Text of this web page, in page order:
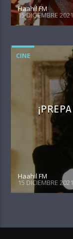
Haahil FM
15 DICIEMBRE 2021
CINE
Haahil FM
15 DICIEMBRE 2021